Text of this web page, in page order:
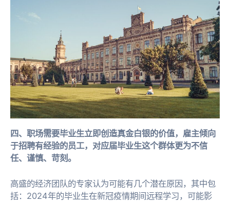
四、职场需要毕业生立即创造真金白银的价值，雇主倾向
于招聘有经验的员工，对应届毕业生这个群体更为不信
任、谨慎、苛刻。
高盛的经济团队的专家认为可能有几个潜在原因，其中包
括：2024年的毕业生在新冠疫情期间远程学习，可能影